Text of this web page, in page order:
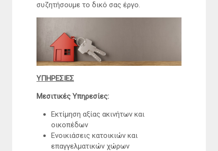
συζητήσουμε το δικό σας έργο.
ΥΠΗΡΕΣΙΕΣ
Μεσιτικές Υπηρεσίες:
Εκτίμηση αξίας ακινήτων και
οικοπέδων
Ενοικιάσεις κατοικιών και
επαγγελματικών χώρων